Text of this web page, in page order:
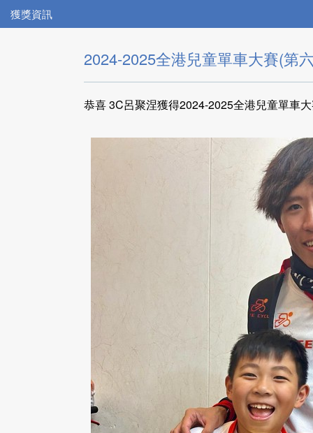
獲獎資訊
2024-2025全港兒童單車大賽(第
恭喜 3C呂聚涅獲得2024-2025全港兒童單車